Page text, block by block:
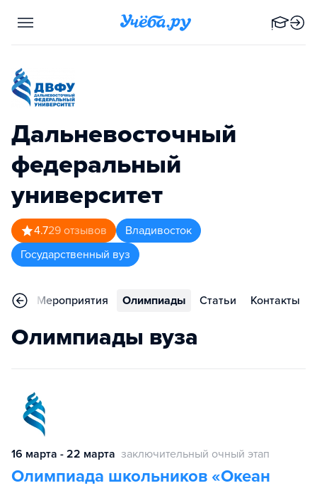
Дальневосточный
федеральный
университет
4.729 отзывов
Владивосток
Государственный вуз
Мероприятия Олимпиады Статьи Контакты
Олимпиады вуза
16 марта - 22 марта заключительный очный этап
Олимпиада школьников «Океан